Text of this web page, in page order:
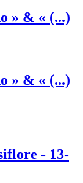
» & « (...)
» & « (...)
- 13-